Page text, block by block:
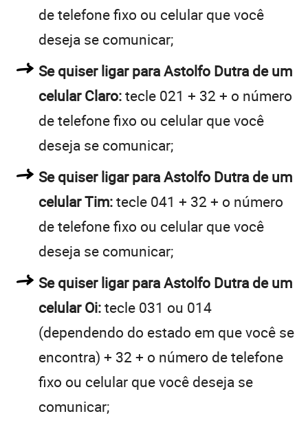
de telefone fixo ou celular que você
deseja se comunicar;
Se quiser ligar para Astolfo Dutra de um
celular Claro:tecle 021 + 32 + o número
de telefone fixo ou celular que você
deseja se comunicar;
Se quiser ligar para Astolfo Dutra de um
celular Tim:tecle 041 + 32 + o número
de telefone fixo ou celular que você
deseja se comunicar;
Se quiser ligar para Astolfo Dutra de um
celular Oi:tecle 031 ou 014
(dependendo do estado em que você se
encontra) + 32 + o número de telefone
fixo ou celular que você deseja se
comunicar;